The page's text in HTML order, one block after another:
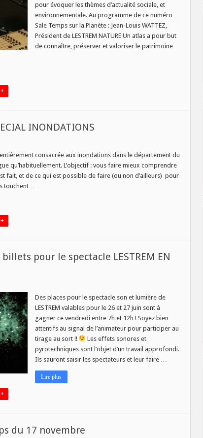
pour évoquer les thèmes d’actualité sociale, et
environnementale. Au programme de ce numéro…
Sale Temps sur la Planète : Jean-Louis WATTEZ,
Président de LESTREM NATURE Un atlas a pour but
de connaître, préserver et valoriser le patrimoine
INONDATIONS
entièrement consacrée aux inondations dans le département du
qu’habituellement. L’objectif : vous faire mieux comprendre
fait, et de ce qui est possible de faire (ou non d’ailleurs) pour
touchent …
billets pour le spectacle LESTREM EN
Des places pour le spectacle son et lumière de
LESTREM valables pour le 26 et 27 juin sont à
gagner ce vendredi entre 7h et 12h ! Soyez bien
attentifs au signal de l’animateur pour participer au
tirage au sort !!
Les effets sonores et
pyrotechniques sont l’objet d’un travail approfondi.
Ils sauront saisir les spectateurs et leur faire …
Lire plus
du 17 novembre